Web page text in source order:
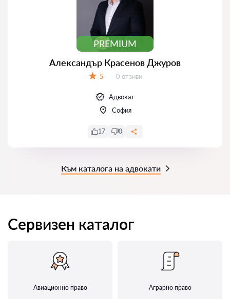
PREMIUM
Александър Красенов Джуров
5 Отзиви:
0 отзиви
Адвокат
София
17 0
Към каталога на адвокати
Сервизен каталог
Авиационно право Аграрно право